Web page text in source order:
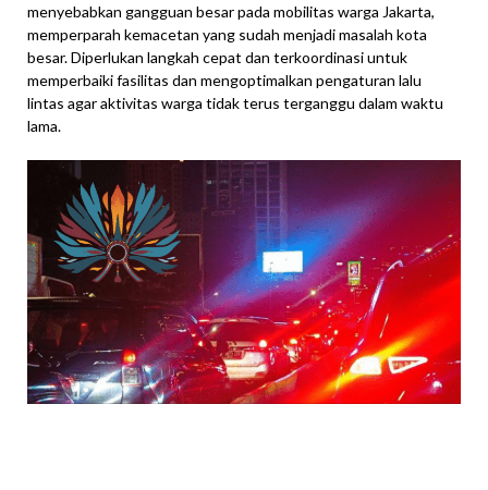
menyebabkan gangguan besar pada mobilitas warga Jakarta,
memperparah kemacetan yang sudah menjadi masalah kota
besar. Diperlukan langkah cepat dan terkoordinasi untuk
memperbaiki fasilitas dan mengoptimalkan pengaturan lalu
lintas agar aktivitas warga tidak terus terganggu dalam waktu
lama.